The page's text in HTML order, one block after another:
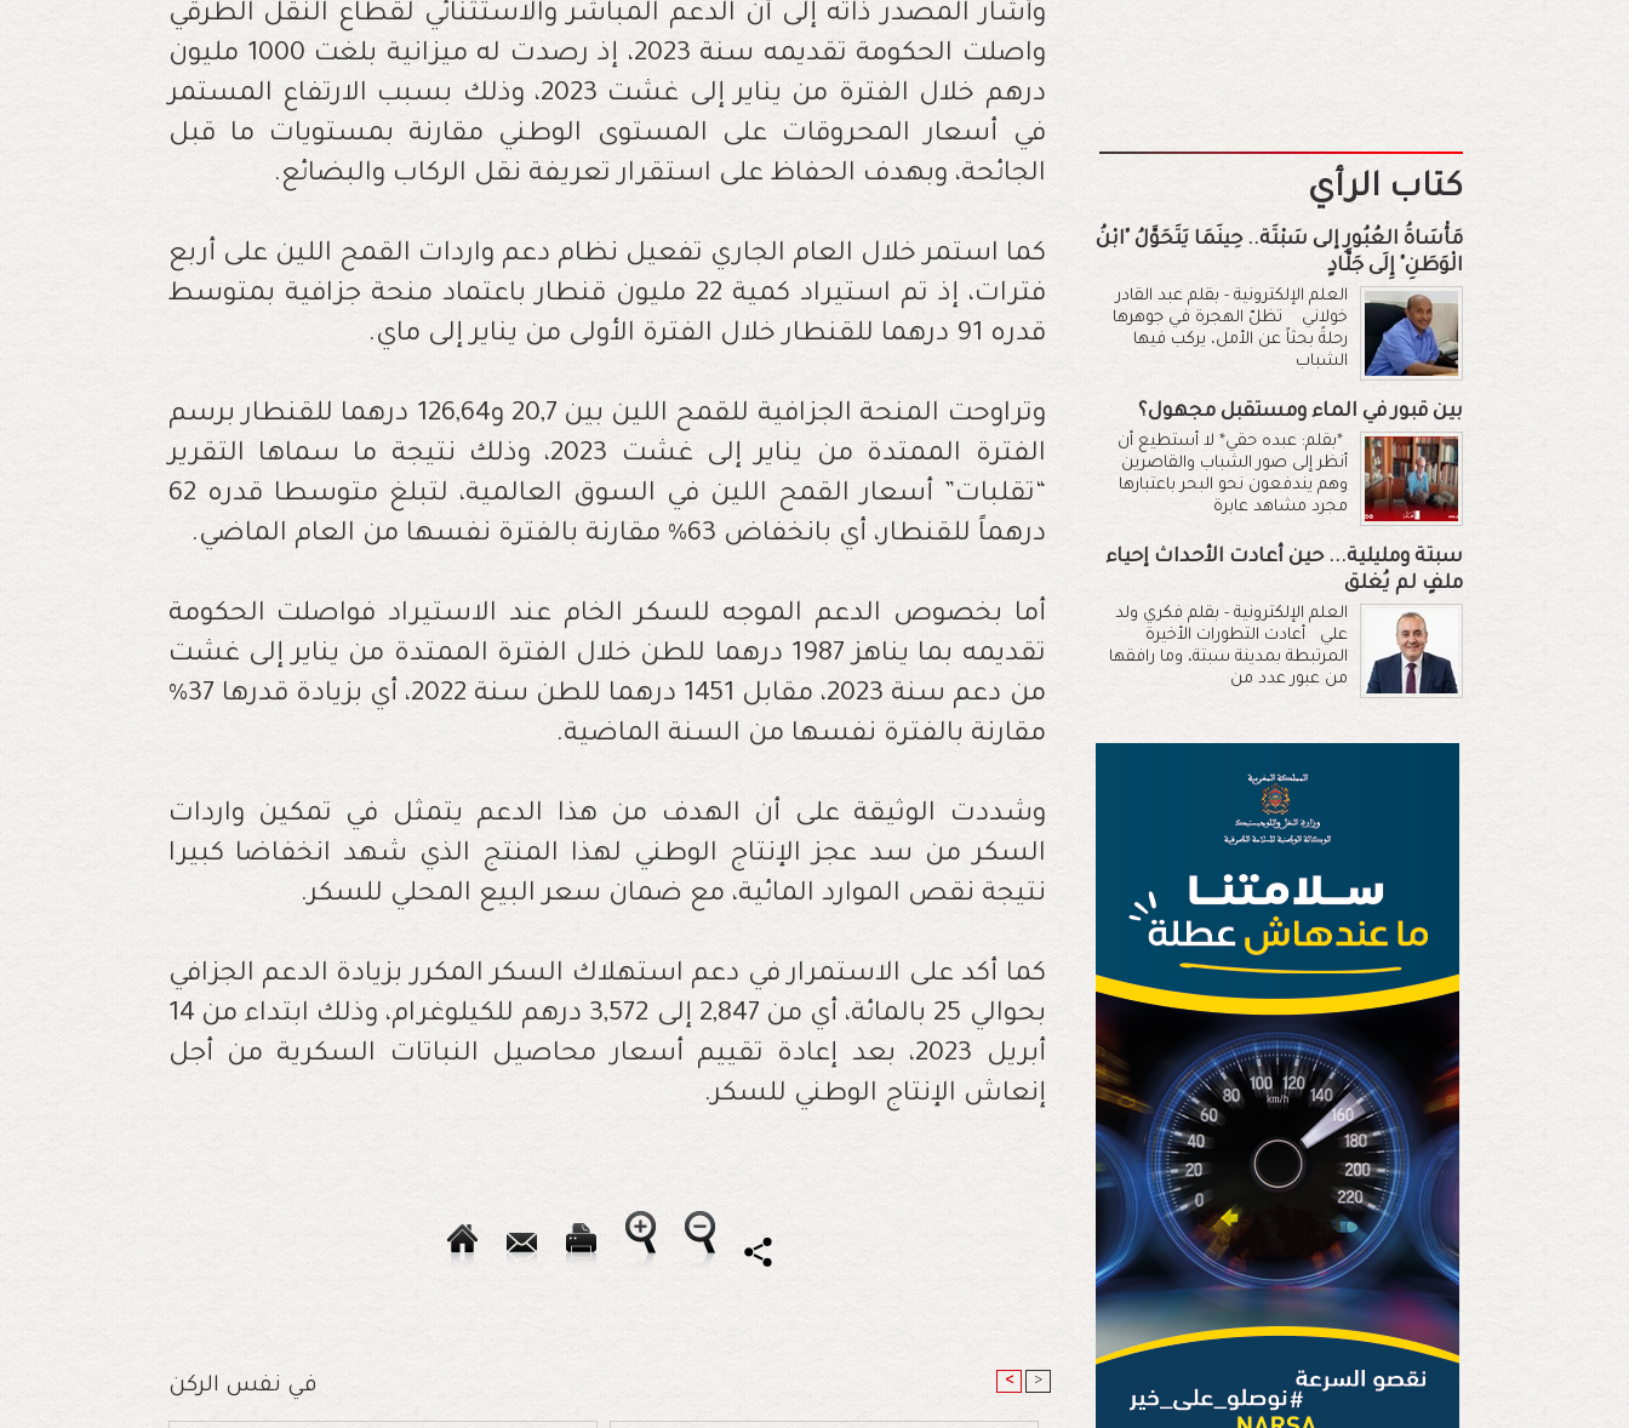
وأشار المصدر ذاته إلى أن الدعم المباشر والاستثنائي لقطاع النقل الطرقي
واصلت الحكومة تقديمه سنة 2023، إذ رصدت له ميزانية بلغت 1000 مليون
درهم خلال الفترة من يناير إلى غشت 2023، وذلك بسبب الارتفاع المستمر
في أسعار المحروقات على المستوى الوطني مقارنة بمستويات ما قبل
الجائحة، وبهدف الحفاظ على استقرار تعريفة نقل الركاب والبضائع.
كما استمر خلال العام الجاري تفعيل نظام دعم واردات القمح اللين على أربع
فترات، إذ تم استيراد كمية 22 مليون قنطار باعتماد منحة جزافية بمتوسط
قدره 91 درهما للقنطار خلال الفترة الأولى من يناير إلى ماي.
وتراوحت المنحة الجزافية للقمح اللين بين 20,7 و126,64 درهما للقنطار برسم
الفترة الممتدة من يناير إلى غشت 2023، وذلك نتيجة ما سماها التقرير
“تقلبات” أسعار القمح اللين في السوق العالمية، لتبلغ متوسطا قدره 62
درهماً للقنطار، أي بانخفاض 63% مقارنة بالفترة نفسها من العام الماضي.
أما بخصوص الدعم الموجه للسكر الخام عند الاستيراد فواصلت الحكومة
تقديمه بما يناهز 1987 درهما للطن خلال الفترة الممتدة من يناير إلى غشت
من دعم سنة 2023، مقابل 1451 درهما للطن سنة 2022، أي بزيادة قدرها 37%
مقارنة بالفترة نفسها من السنة الماضية.
وشددت الوثيقة على أن الهدف من هذا الدعم يتمثل في تمكين واردات
السكر من سد عجز الإنتاج الوطني لهذا المنتج الذي شهد انخفاضا كبيرا
نتيجة نقص الموارد المائية، مع ضمان سعر البيع المحلي للسكر.
كما أكد على الاستمرار في دعم استهلاك السكر المكرر بزيادة الدعم الجزافي
بحوالي 25 بالمائة، أي من 2,847 إلى 3,572 درهم للكيلوغرام، وذلك ابتداء من 14
أبريل 2023، بعد إعادة تقييم أسعار محاصيل النباتات السكرية من أجل
إنعاش الإنتاج الوطني للسكر.
في نفس الركن < >
كتاب الرأي
مَأْسَاةُ العُبُورِ إلى سَبْتَة.. حِينَمَا يَتَحَوَّلُ "ابْنُ
الْوَطَنِ" إِلَى جَلَّادٍ
العلم الإلكترونية - بقلم عبد القادر
خولاني تظلّ الهجرة في جوهرها
رحلةً بحثاً عن الأمل، يركب فيها
الشباب
بين قبور في الماء ومستقبل مجهول؟
*بقلم: عبده حقي* لا أستطيع أن
أنظر إلى صور الشباب والقاصرين
وهم يندفعون نحو البحر باعتبارها
مجرد مشاهد عابرة
سبتة ومليلية... حين أعادت الأحداث إحياء
ملفٍ لم يُغلق
العلم الإلكترونية - بقلم فكري ولد
علي أعادت التطورات الأخيرة
المرتبطة بمدينة سبتة، وما رافقها
من عبور عدد من